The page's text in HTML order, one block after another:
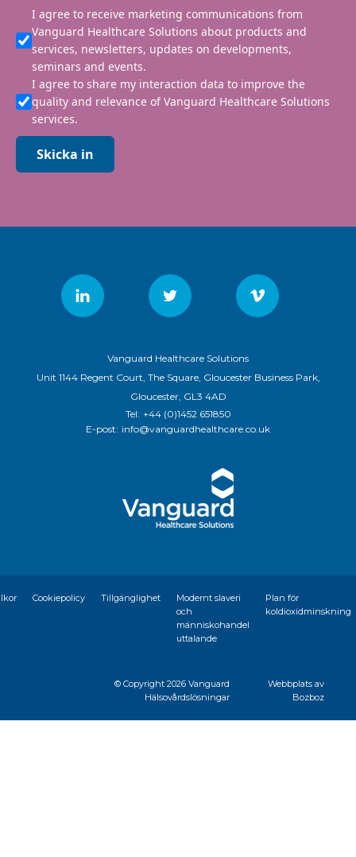
I agree to receive marketing communications from
Vanguard Healthcare Solutions about products and
services, newsletters, updates on developments,
seminars and events.
I agree to share my interaction data to improve the
quality and relevance of Vanguard Healthcare Solutions
services.
Skicka in
Vanguard Healthcare Solutions
Unit 1144 Regent Court, The Square, Gloucester Business Park,
Gloucester, GL3 4AD
Tel: +44 (0)1452 651850
E-post: info@vanguardhealthcare.co.uk
Cookiepolicy Tillgänglighet
Modernt slaveri
och
människohandel
uttalande
Plan för
koldioxidminskning
© Copyright 2026 Vanguard
Hälsovårdslösningar
Webbplats av
Bozboz